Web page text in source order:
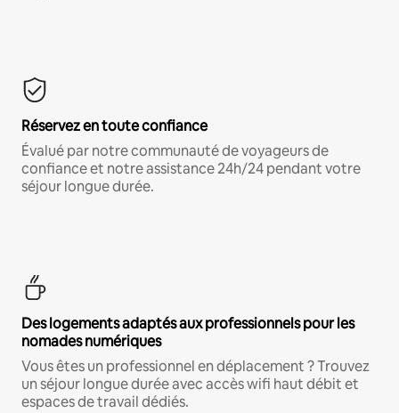
Réservez en toute confiance
Évalué par notre communauté de voyageurs de
confiance et notre assistance 24h/24 pendant votre
séjour longue durée.
Des logements adaptés aux professionnels pour les
nomades numériques
Vous êtes un professionnel en déplacement ? Trouvez
un séjour longue durée avec accès wifi haut débit et
espaces de travail dédiés.